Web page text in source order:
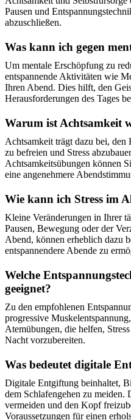
Pausen und
abzuschließen.
Was kann ich gegen
Um mentale Erschöpfung zu
entspannende Aktivitäten wie
Ihren Abend. Dies hilft, den
Herausforderungen des Tages
Warum ist Achtsamkeit
Achtsamkeit trägt dazu bei,
zu befreien und Stress
Achtsamkeitsübungen können
eine angenehmere
Wie kann ich Stress im
Kleine Veränderungen in Ihrer
Pausen, Bewegung oder der
Abend, können erheblich dazu
entspannendere Abende zu
Welche
geeignet?
Zu den empfohlenen
progressive
Atemübungen, die helfen,
Nacht vorzubereiten.
Was bedeutet digitale
Digitale Entgiftung beinhaltet,
dem Schlafengehen zu
vermeiden und den Kopf
Voraussetzungen für einen